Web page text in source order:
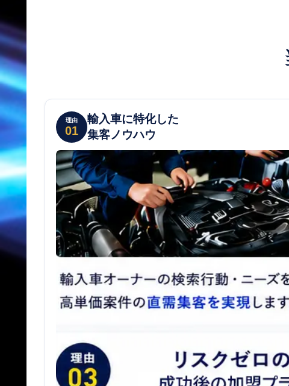
理由
01
輸入車に特化した
集客ノウハウ